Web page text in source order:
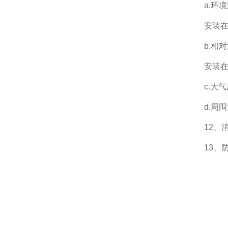
a.环
安装
b.相
安装
c.大
d.周
12、
13、